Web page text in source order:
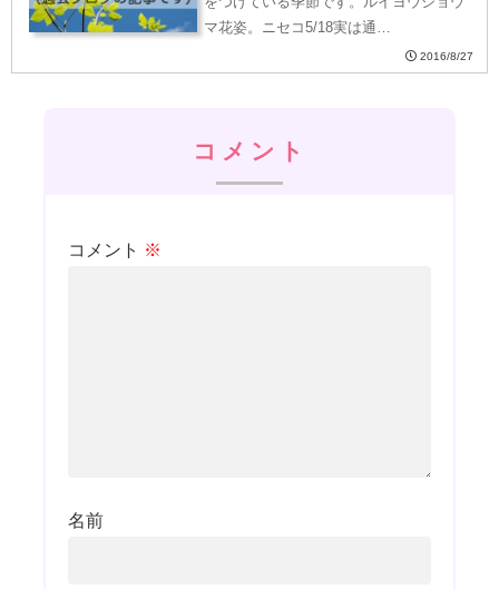
マ花姿。ニセコ5/18実は通…
2016/8/27
コメント
コメント ※
名前